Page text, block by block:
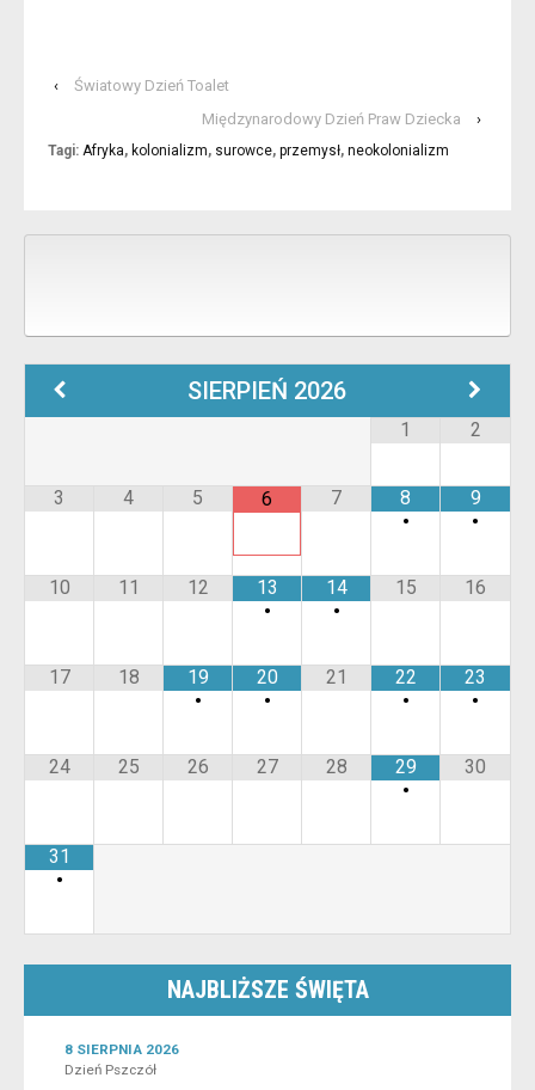
‹
Światowy Dzień Toalet
Międzynarodowy Dzień Praw Dziecka
›
Tagi: Afryka, kolonializm, surowce, przemysł, neokolonializm
SIERPIEŃ 2026
1 2
3 4 5 6 7
8
•
9
•
10 11 12
13
•
14
•
15 16
17 18
19
•
20
•
21
22
•
23
•
24 25 26 27 28
29
•
30
31
•
NAJBLIŻSZE ŚWIĘTA
8 SIERPNIA 2026
Dzień Pszczół